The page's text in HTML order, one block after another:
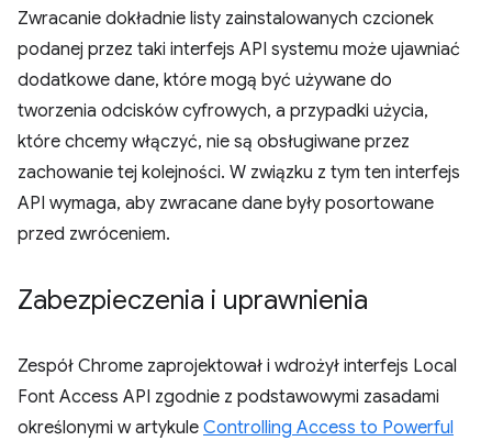
Zwracanie dokładnie listy zainstalowanych czcionek
podanej przez taki interfejs API systemu może ujawniać
dodatkowe dane, które mogą być używane do
tworzenia odcisków cyfrowych, a przypadki użycia,
które chcemy włączyć, nie są obsługiwane przez
zachowanie tej kolejności. W związku z tym ten interfejs
API wymaga, aby zwracane dane były posortowane
przed zwróceniem.
Zabezpieczenia i uprawnienia
Zespół Chrome zaprojektował i wdrożył interfejs Local
Font Access API zgodnie z podstawowymi zasadami
określonymi w artykule Controlling Access to Powerful